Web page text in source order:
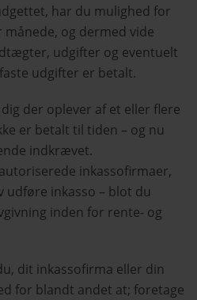
har du mulighed for
og dermed vide
udgifter og eventuelt
udgifter er betalt.
der oplever af et eller flere
er betalt til tiden – og nu
indkrævet.
inkassofirmaer,
udføre inkasso – blot du
inden for rente- og
dit inkassofirma eller din
for blandt andet at; foretage